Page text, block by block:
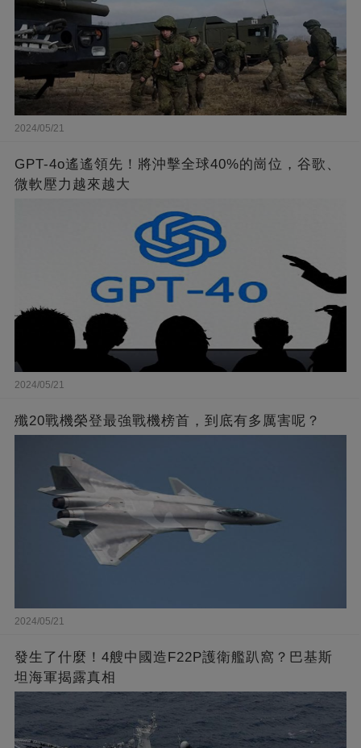
2024/05/21
GPT-4o遙遙領先！將沖擊全球40%的崗位，谷歌、
微軟壓力越來越大
2024/05/21
殲20戰機榮登最強戰機榜首，到底有多厲害呢？
2024/05/21
發生了什麼！4艘中國造F22P護衛艦趴窩？巴基斯
坦海軍揭露真相